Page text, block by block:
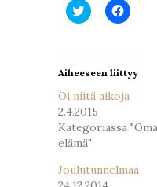
Jaa Jaa
Aiheeseen liittyy
Oi niitä aikoja
2.4.2015
Kategoriassa "Oma
elämä"
Joulutunnelmaa